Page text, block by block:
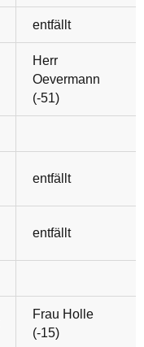
entfällt
Herr
Oevermann
(-51)
entfällt
entfällt
Frau Holle
(-15)